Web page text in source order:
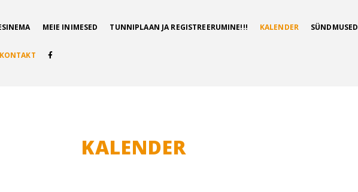
MEIE INIMESED TUNNIPLAAN JA REGISTREERUMINE!!! KALENDER SÜNDMUSED
KONTAKT
KALENDER